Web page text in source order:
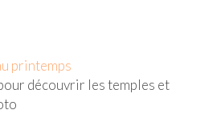
printemps
découvrir les temples et